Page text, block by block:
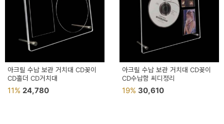
아크릴 수납 보관 거치대 CD꽂이
CD홀더 CD거치대
11% 24,780
아크릴 수납 보관 거치대 CD꽂이
CD수납함 씨디정리
19% 30,610